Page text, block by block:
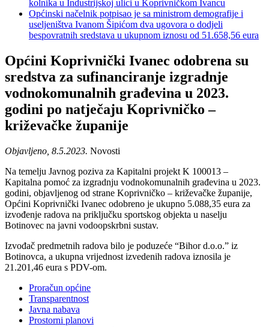
kolnika u Industrijskoj ulici u Koprivničkom Ivancu
Općinski načelnik potpisao je sa ministrom demografije i
useljeništva Ivanom Šipićom dva ugovora o dodjeli
bespovratnih sredstava u ukupnom iznosu od 51.658,56 eura
Općini Koprivnički Ivanec odobrena su
sredstva za sufinanciranje izgradnje
vodnokomunalnih građevina u 2023.
godini po natječaju Koprivničko –
križevačke županije
Objavljeno, 8.5.2023. Novosti
Na temelju Javnog poziva za Kapitalni projekt K 100013 –
Kapitalna pomoć za izgradnju vodnokomunalnih građevina u 2023.
godini, objavljenog od strane Koprivničko – križevačke županije,
Općini Koprivnički Ivanec odobreno je ukupno 5.088,35 eura za
izvođenje radova na priključku sportskog objekta u naselju
Botinovec na javni vodoopskrbni sustav.
Izvođač predmetnih radova bilo je poduzeće “Bihor d.o.o.” iz
Botinovca, a ukupna vrijednost izvedenih radova iznosila je
21.201,46 eura s PDV-om.
Proračun općine
Transparentnost
Javna nabava
Prostorni planovi